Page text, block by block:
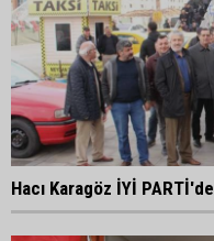
Hacı Karagöz İYİ PARTİ'de